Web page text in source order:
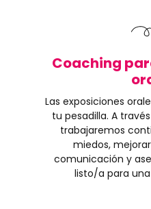
Coaching
Las exposiciones
tu pesadilla. A
trabajaremos
miedos,
comunicación y
listo/a para una